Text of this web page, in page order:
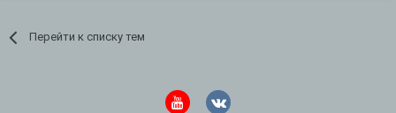
Перейти к списку тем